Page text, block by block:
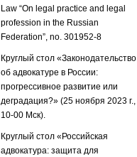
Law “On legal practice and legal
profession in the Russian
Federation”, no. 301952-8
Круглый стол «Законодательство
об адвокатуре в России:
прогрессивное развитие или
деградация?» (25 ноября 2023 г.,
10-00 Мск).
Круглый стол «Российская
адвокатура: защита для